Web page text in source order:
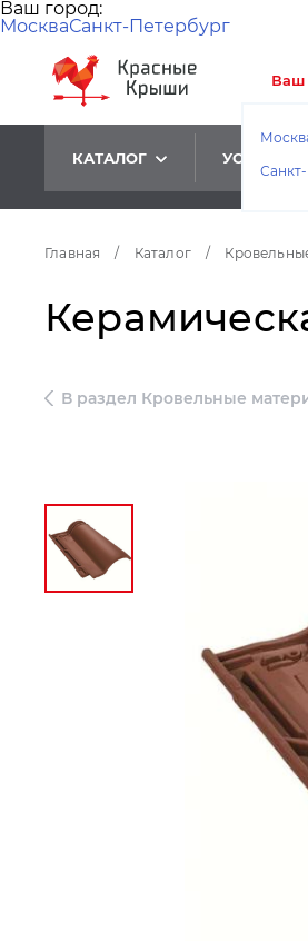
Ваш город:
МоскваСанкт-Петербург
Ваш
КАТАЛОГ УСЛУГИ
Главная / Каталог /
В раздел Кровельные